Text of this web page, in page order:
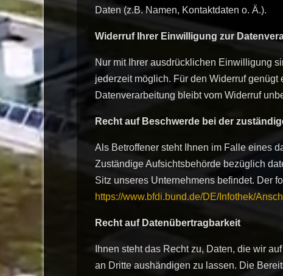
Daten (z.B. Namen, Kontaktdaten o. Ä.).
Widerruf Ihrer Einwilligung zur
Nur mit Ihrer ausdrücklichen Einwilligung
jederzeit möglich. Für den Widerruf
Datenverarbeitung bleibt vom Widerruf
Recht auf Beschwerde bei der
Als Betroffener steht Ihnen im Falle eines
Zuständige Aufsichtsbehörde bezüglich
Sitz unseres Unternehmens befindet. Der
https://www.bfdi.bund.de/DE/Infothek/
Recht auf Datenübertragbarkeit
Ihnen steht das Recht zu, Daten, die wir
an Dritte aushändigen zu lassen. Die